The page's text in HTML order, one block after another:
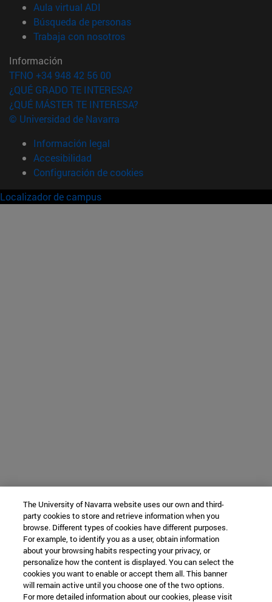
Aula virtual ADI
Búsqueda de personas(abre en nueva ventana)
Trabaja con nosotros(abre en nueva ventana)
Información
TFNO +34 948 42 56 00
¿QUÉ GRADO TE INTERESA?
¿QUÉ MÁSTER TE INTERESA?
© Universidad de Navarra
Información legal
Accesibilidad
Configuración de cookies
Localizador de campus
The University of Navarra website uses our own and third-
party cookies to store and retrieve information when you
browse. Different types of cookies have different purposes.
For example, to identify you as a user, obtain information
about your browsing habits respecting your privacy, or
personalize how the content is displayed. You can select the
cookies you want to enable or accept them all. This banner
will remain active until you choose one of the two options.
For more detailed information about our cookies, please visit